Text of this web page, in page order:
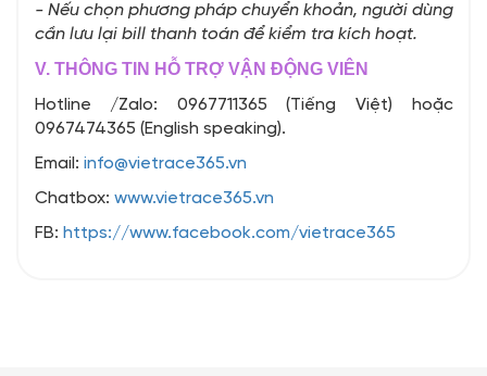
- Nếu chọn phương pháp chuyển khoản, người dùng
cần lưu lại bill thanh toán để kiểm tra kích hoạt.
V. THÔNG TIN HỖ TRỢ VẬN ĐỘNG VIÊN
Hotline /Zalo: 0967711365 (Tiếng Việt) hoặc
0967474365 (English speaking).
Email: info@vietrace365.vn
Chatbox: www.vietrace365.vn
FB: https://www.facebook.com/vietrace365